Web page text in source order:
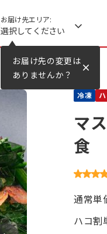
お届け先の変更は
ありませんか？
お届け先エリア:
選択してください
冷凍
マ
食
通常単
ハコ割